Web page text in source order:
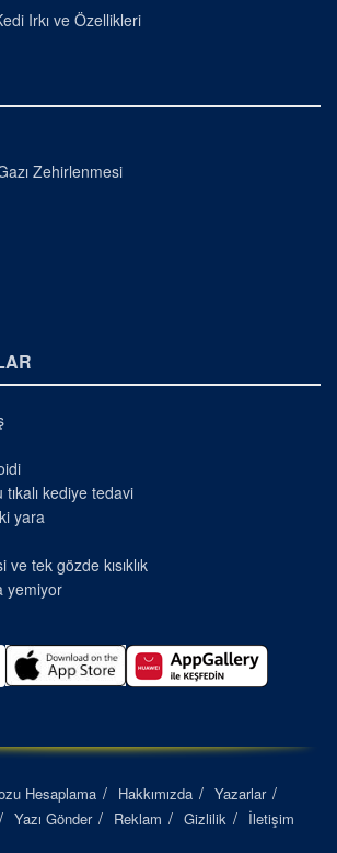
Irkı ve Özellikleri
Zehirlenmesi
kediye tedavi
yara
tek gözde kısıklık
yemiyor
Hesaplama Hakkımızda
Yazarlar
Yazı Gönder Reklam Gizlilik İletişim